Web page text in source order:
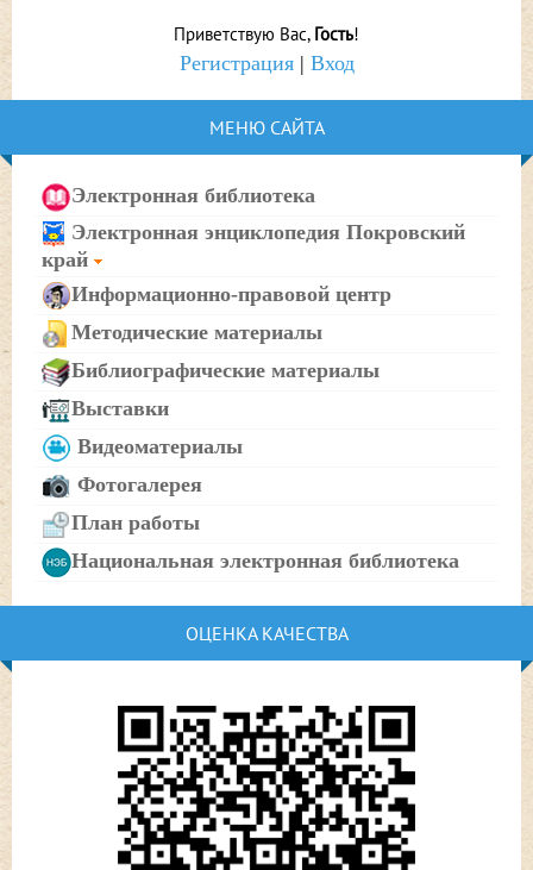
Приветствую Вас, Гость!
Регистрация| Вход
МЕНЮ САЙТА
Электронная библиотека
Электронная энциклопедия Покровский
край
Информационно-правовой центр
Методические материалы
Библиографические материалы
Выставки
Видеоматериалы
Фотогалерея
План работы
Национальная электронная библиотека
ОЦЕНКА КАЧЕСТВА